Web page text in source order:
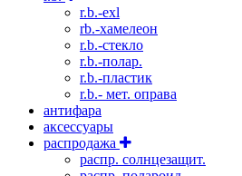
r.b.-exl
rb.-хамелеон
r.b.-стекло
r.b.-полар.
r.b.-пластик
r.b.- мет. оправа
антифара
аксессуары
распродажа
распр. солнцезащит.